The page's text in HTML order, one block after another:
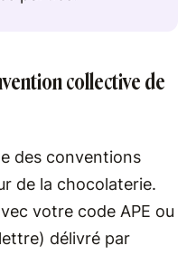
collective de
des conventions
de la chocolaterie.
votre code APE ou
délivré par